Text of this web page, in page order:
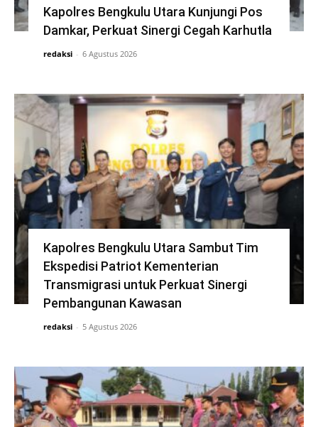
Kapolres Bengkulu Utara Kunjungi Pos
Damkar, Perkuat Sinergi Cegah Karhutla
redaksi - 6 Agustus 2026
Kapolres Bengkulu Utara Sambut Tim
Ekspedisi Patriot Kementerian
Transmigrasi untuk Perkuat Sinergi
Pembangunan Kawasan
redaksi - 5 Agustus 2026